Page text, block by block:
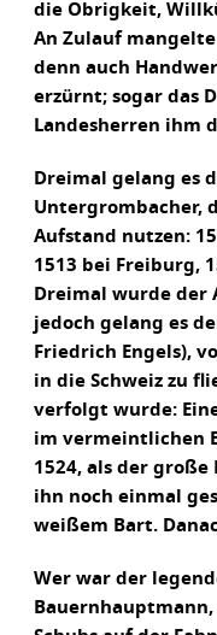
die Obrigkeit,
An Zulauf
denn auch
erzürnt; sogar das
Landesherren ihm
Dreimal gelang es
Untergrombacher,
Aufstand nutzen:
1513 bei Freiburg,
Dreimal wurde der
jedoch gelang es
Friedrich Engels),
in die Schweiz zu
verfolgt wurde:
im vermeintlichen
1524, als der
ihn noch einmal
weißem Bart.
Wer war der